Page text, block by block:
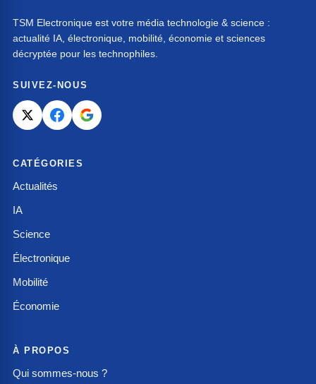
TSM Electronique est votre média technologie & science :
actualité IA, électronique, mobilité, économie et sciences
décryptée pour les technophiles.
SUIVEZ-NOUS
CATÉGORIES
Actualités
IA
Science
Électronique
Mobilité
Économie
À PROPOS
Qui sommes-nous ?